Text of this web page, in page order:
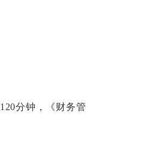
120分钟，《财务管